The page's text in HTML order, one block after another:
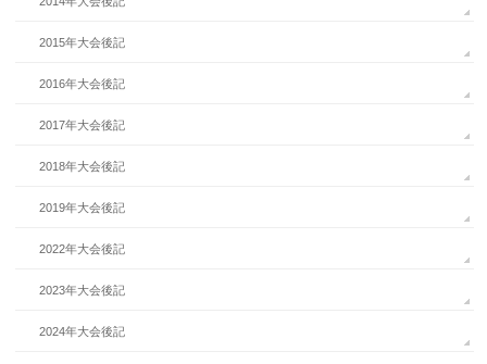
2015年大会後記
2016年大会後記
2017年大会後記
2018年大会後記
2019年大会後記
2022年大会後記
2023年大会後記
2024年大会後記